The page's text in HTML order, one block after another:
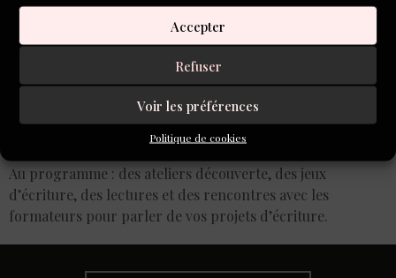
Accepter
Refuser
Voir les préférences
Politique de cookies
Au programme : des ateliers découverte, des jeux
d’écriture, des lectures et des rencontres avec les
formateurs pour parler de vos projets d’écriture.